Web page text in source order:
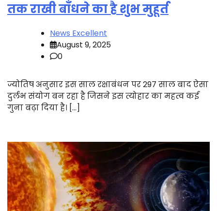
तक राखी बाँधने का है शुभ मुहूर्त
News Excellent
August 9, 2025
0
ज्योतिष अनुसार इस साल रक्षाबंधन पर 297 साल बाद ऐसा
दुर्लभ संयोग बन रहा है जिसने इस त्योहार का महत्व कई
गुना बढ़ा दिया है। […]